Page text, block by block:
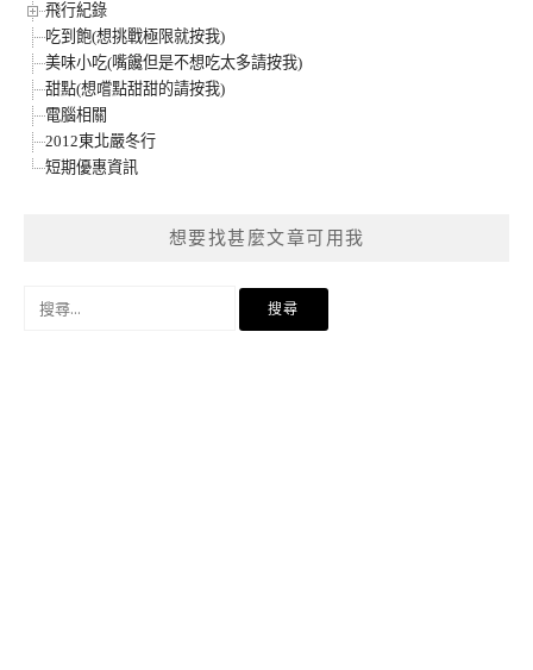
飛行紀錄
吃到飽(想挑戰極限就按我)
美味小吃(嘴饞但是不想吃太多請按我)
甜點(想嚐點甜甜的請按我)
電腦相關
2012東北嚴冬行
短期優惠資訊
想要找甚麼文章可用我